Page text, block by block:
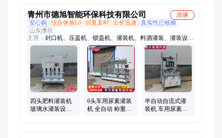
青州市德旭智能环保科技有限公司
洽谈
安心购
综合体验L0 回复及时 出价迅速
真实性已核验
山东潍坊
主营： 封口机、压盖机、锁盖机、灌装机、料酒灌装、灌装设
备、灌装流水线、灌装生产线、润滑油灌装线、叶面肥灌装设、
烘干机、调味品、标签机、香油设备、圆盘冲瓶机、瓶子清洗
机、圆盖旋盖机、蜘蛛吹干机、用油生产线、玻璃瓶清洗机、口
服液封盖机、全自动搓盖机、塑料瓶清洗机、玻璃瓶洗瓶机、回
转式冲瓶机
四头肥料灌装机
玻璃水灌装设备
6头车用尿素灌装
机 全自动 称重式
半自动自流式灌
装机 车用尿素灌